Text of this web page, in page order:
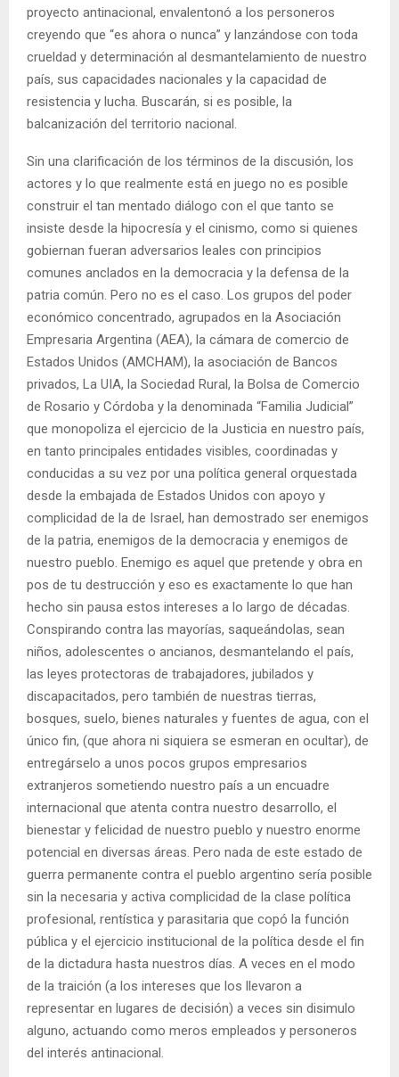
proyecto antinacional, envalentonó a los personeros
creyendo que “es ahora o nunca” y lanzándose con toda
crueldad y determinación al desmantelamiento de nuestro
país, sus capacidades nacionales y la capacidad de
resistencia y lucha. Buscarán, si es posible, la
balcanización del territorio nacional.
Sin una clarificación de los términos de la discusión, los
actores y lo que realmente está en juego no es posible
construir el tan mentado diálogo con el que tanto se
insiste desde la hipocresía y el cinismo, como si quienes
gobiernan fueran adversarios leales con principios
comunes anclados en la democracia y la defensa de la
patria común. Pero no es el caso. Los grupos del poder
económico concentrado, agrupados en la Asociación
Empresaria Argentina (AEA), la cámara de comercio de
Estados Unidos (AMCHAM), la asociación de Bancos
privados, La UIA, la Sociedad Rural, la Bolsa de Comercio
de Rosario y Córdoba y la denominada “Familia Judicial”
que monopoliza el ejercicio de la Justicia en nuestro país,
en tanto principales entidades visibles, coordinadas y
conducidas a su vez por una política general orquestada
desde la embajada de Estados Unidos con apoyo y
complicidad de la de Israel, han demostrado ser enemigos
de la patria, enemigos de la democracia y enemigos de
nuestro pueblo. Enemigo es aquel que pretende y obra en
pos de tu destrucción y eso es exactamente lo que han
hecho sin pausa estos intereses a lo largo de décadas.
Conspirando contra las mayorías, saqueándolas, sean
niños, adolescentes o ancianos, desmantelando el país,
las leyes protectoras de trabajadores, jubilados y
discapacitados, pero también de nuestras tierras,
bosques, suelo, bienes naturales y fuentes de agua, con el
único fin, (que ahora ni siquiera se esmeran en ocultar), de
entregárselo a unos pocos grupos empresarios
extranjeros sometiendo nuestro país a un encuadre
internacional que atenta contra nuestro desarrollo, el
bienestar y felicidad de nuestro pueblo y nuestro enorme
potencial en diversas áreas. Pero nada de este estado de
guerra permanente contra el pueblo argentino sería posible
sin la necesaria y activa complicidad de la clase política
profesional, rentística y parasitaria que copó la función
pública y el ejercicio institucional de la política desde el fin
de la dictadura hasta nuestros días. A veces en el modo
de la traición (a los intereses que los llevaron a
representar en lugares de decisión) a veces sin disimulo
alguno, actuando como meros empleados y personeros
del interés antinacional.